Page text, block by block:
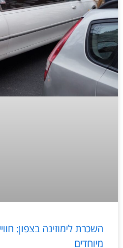
השכרת לימוזינה בצפון:
מיוחדים